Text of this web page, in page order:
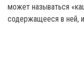
может называться
содержащееся в ней,